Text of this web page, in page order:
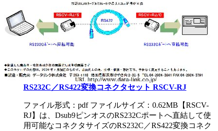
RS232C／RS422変換コネクタセット RSCV-RJ
ファイル形式：pdf ファイルサイズ：0.62MB 【RSCV-
RJ】は、Dsub9ピンオスのRS232Cポートへ直結して使
用可能なコネクタサイズのRS232C／RS422変換コネク